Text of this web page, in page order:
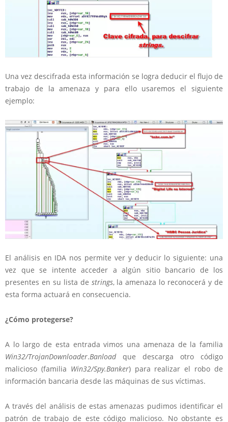
Una vez descifrada esta información se logra deducir el flujo de
trabajo de la amenaza y para ello usaremos el siguiente
ejemplo:
El análisis en IDA nos permite ver y deducir lo siguiente: una
vez que se intente acceder a algún sitio bancario de los
presentes en su lista de strings, la amenaza lo reconocerá y de
esta forma actuará en consecuencia.
¿Cómo protegerse?
A lo largo de esta entrada vimos una amenaza de la familia
Win32/TrojanDownloader.Banloadque descarga otro código
malicioso (familia Win32/Spy.Banker) para realizar el robo de
información bancaria desde las máquinas de sus víctimas.
A través del análisis de estas amenazas pudimos identificar el
patrón de trabajo de este código malicioso. No obstante es